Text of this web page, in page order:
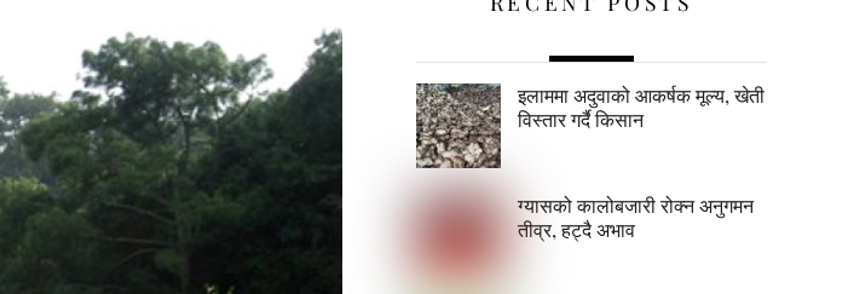
इलाममा अदुवाको आकर्षक मूल्य, खेती
विस्तार गर्दै किसान
ग्यासको कालोबजारी रोक्न अनुगमन
तीव्र, हट्दै अभाव